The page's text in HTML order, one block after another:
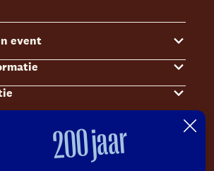
event
XS Leiden
Café Caat
Catharinahof, 2311 CS Leiden
200 jaar